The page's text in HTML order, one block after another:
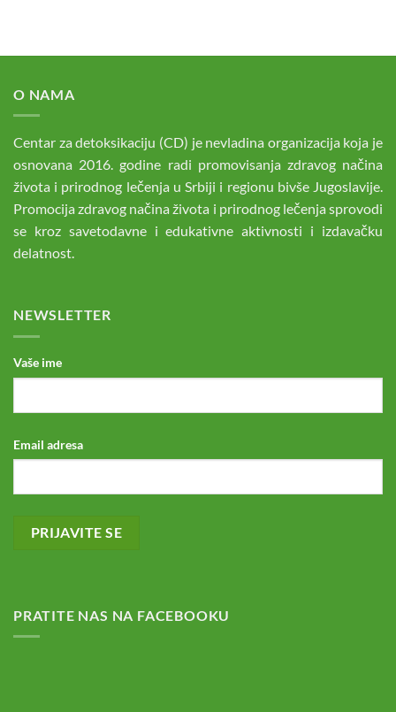
O NAMA
Centar za detoksikaciju (CD) je nevladina organizacija koja je
osnovana 2016. godine radi promovisanja zdravog načina
života i prirodnog lečenja u Srbiji i regionu bivše Jugoslavije.
Promocija zdravog načina života i prirodnog lečenja sprovodi
se kroz savetodavne i edukativne aktivnosti i izdavačku
delatnost.
NEWSLETTER
Vaše ime
Email adresa
PRATITE NAS NA FACEBOOKU